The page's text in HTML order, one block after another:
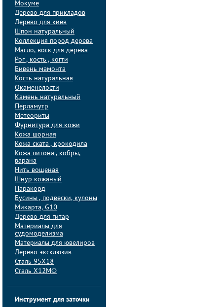
Мокуме
Дерево для прикладов
Дерево для киёв
Шпон натуральный
Коллекция пород дерева
Масло, воск для дерева
Рог , кость , когти
Бивень мамонта
Кость натуральная
Окаменелости
Камень натуральный
Перламутр
Метеориты
Фурнитура для кожи
Кожа шорная
Кожа ската , крокодила
Кожа питона , кобры,
варана
Нить вощеная
Шнур кожаный
Паракорд
Бусины , подвески, кулоны
Микарта, G10
Дерево для гитар
Материалы для
судомоделизма
Материалы для ювелиров
Дерево эксклюзив
Сталь 95Х18
Сталь Х12МФ
Инструмент для заточки